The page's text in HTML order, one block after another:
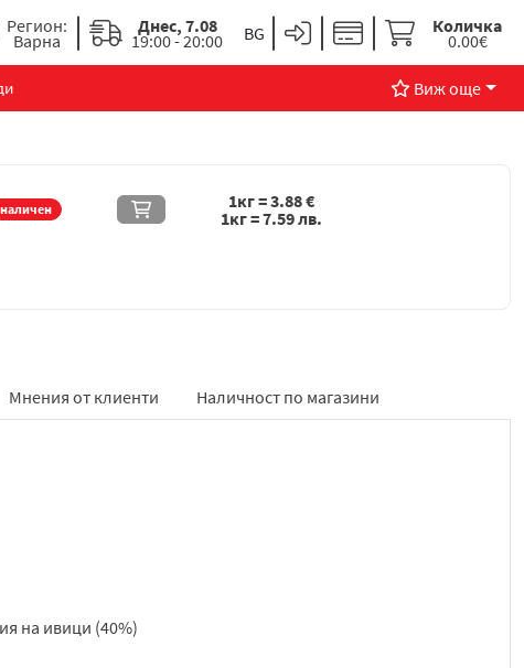
Регион:
Варна
Днес, 7.08
19:00 - 20:00
Количка
0.00€
Виж още
1кг =3.88€
1кг =7.59лв.
Мнения от клиенти Наличност по магазини
на ивици (40%)